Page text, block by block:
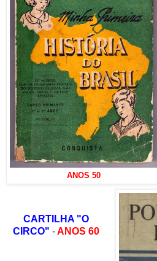
ANOS 50
CARTILHA "O
CIRCO" - ANOS 60